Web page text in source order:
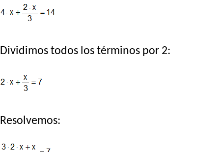
Dividimos todos los términos por 2:
Resolvemos: